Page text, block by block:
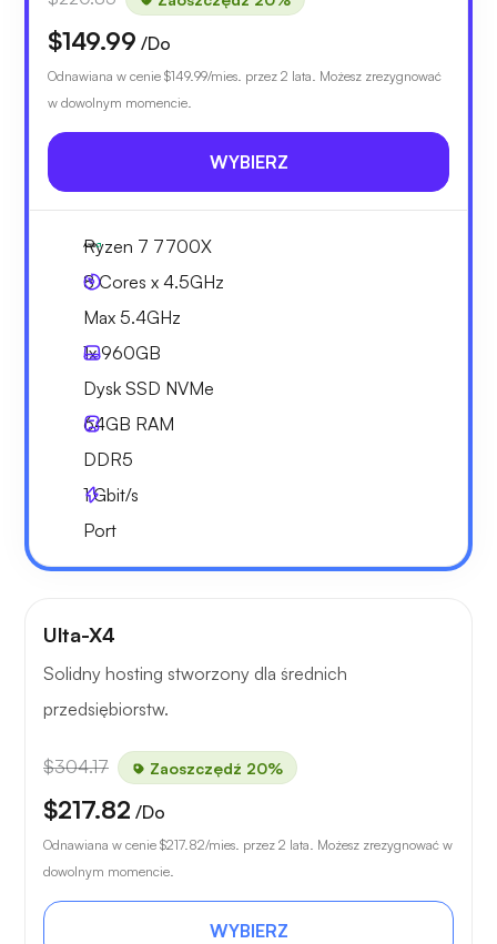
$149.99 /Do
Odnawiana w cenie $149.99/mies. przez 2 lata. Możesz zrezygnować
w dowolnym momencie.
WYBIERZ
Ryzen 7 7700X
8 Cores x 4.5GHz
Max 5.4GHz
1x960GB
Dysk SSD NVMe
64GB RAM
DDR5
1Gbit/s
Port
Ulta-X4
Solidny hosting stworzony dla średnich
przedsiębiorstw.
$304.17 Zaoszczędź 20%
$217.82 /Do
Odnawiana w cenie $217.82/mies. przez 2 lata. Możesz zrezygnować w
dowolnym momencie.
WYBIERZ